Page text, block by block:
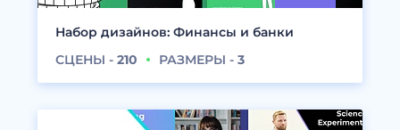
Набор дизайнов: Финансы и банки
СЦЕНЫ - 210 РАЗМЕРЫ - 3